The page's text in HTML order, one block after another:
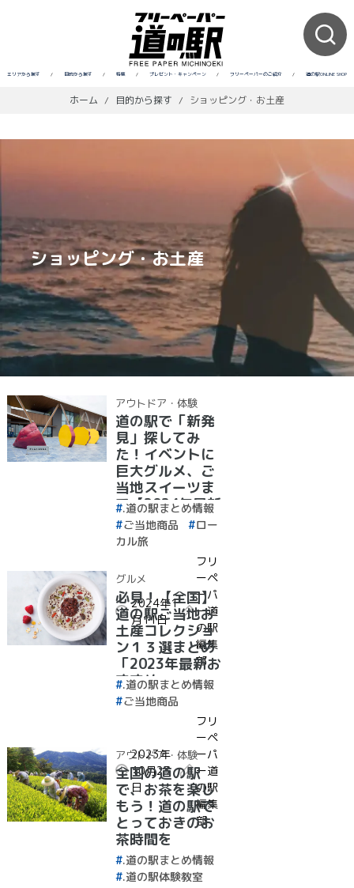
エリアから探す / 目的から探す / 特集 / プレゼント・キャンペーン / フリーペーパーのご紹介 / 道の駅ONLINE SHOP
ホーム / 目的から探す / ショッピング・お土産
ショッピング・お土産
アウトドア・体験
道の駅で「新発
見」探してみ
た！イベントに
巨大グルメ、ご
当地スイーツま
で【2024年最新
情報】
.道の駅まとめ情報
ご当地商品
ロー
カル旅
2024年1
月11日
フリ
ーペ
ーパ
ー道
の駅
編集
部
グルメ
必見！【全国】
道の駅ご当地お
土産コレクショ
ン１３選まとめ
「2023年最新お
すすめ」
.道の駅まとめ情報
ご当地商品
2023年
10月23
日
フリ
ーペ
ーパ
ー道
の駅
編集
部
アウトドア・体験
全国の道の駅
で、お茶を楽し
もう！道の駅で
とっておきのお
茶時間を
.道の駅まとめ情報
.道の駅体験教室